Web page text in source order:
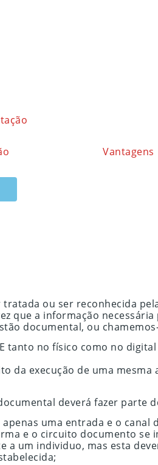
Vantagens
ou ser reconhecida
que a informação
documental, ou
tanto no físico como no
da execução de uma
deverá fazer parte
uma entrada e o canal
e o circuito documento se
a um individuo, mas esta